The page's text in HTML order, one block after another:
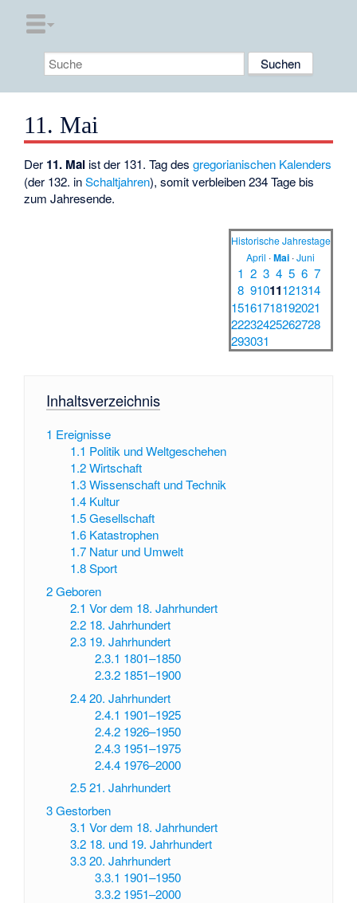
11. Mai
Der 11. Mai ist der 131. Tag desgregorianischen Kalenders
(der 132. inSchaltjahren), somit verbleiben 234 Tage bis
zum Jahresende.
Historische Jahrestage
April ·Mai ·Juni
1 2 3 4 5 6 7
8 91011121314
15161718192021
22232425262728
293031
Inhaltsverzeichnis
1 Ereignisse
1.1 Politik und Weltgeschehen
1.2 Wirtschaft
1.3 Wissenschaft und Technik
1.4 Kultur
1.5 Gesellschaft
1.6 Katastrophen
1.7 Natur und Umwelt
1.8 Sport
2Geboren
2.1 Vor dem 18. Jahrhundert
2.2 18. Jahrhundert
2.3 19. Jahrhundert
2.3.1 1801–1850
2.3.2 1851–1900
2.4 20. Jahrhundert
2.4.1 1901–1925
2.4.2 1926–1950
2.4.3 1951–1975
2.4.4 1976–2000
2.5 21. Jahrhundert
3Gestorben
3.1 Vor dem 18. Jahrhundert
3.2 18. und 19. Jahrhundert
3.3 20. Jahrhundert
3.3.1 1901–1950
3.3.2 1951–2000